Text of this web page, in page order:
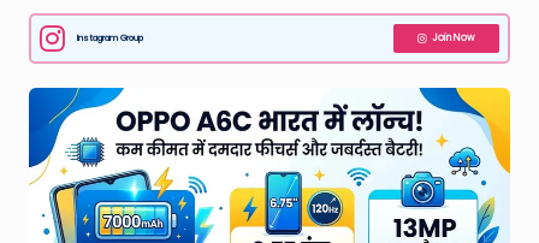
t
e
st
W
e
a
Instagram Group Join Now